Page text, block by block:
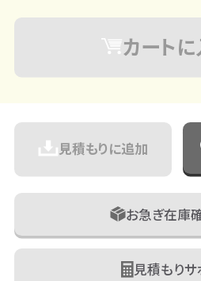
カート
見積もりに追加
お急ぎ在庫
見積もりサ